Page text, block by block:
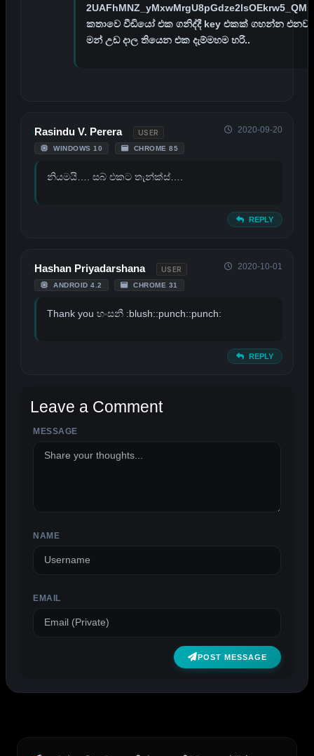
කතාවෙ වීඩියෝ එක ගනිද්දී key එකක් ගහන්න
මන් උඩ දාල තියෙන එක දැම්මහම හරි..
Rasindu V. Perera USER
WINDOWS 10 CHROME 85
2020-09-20
නියමයි…. සබ් එකට තැන්ක්ස්….
REPLY
Hashan Priyadarshana USER
ANDROID 4.2 CHROME 31
2020-10-01
Thank you හංසනී :blush::punch::punch:
REPLY
Leave a Comment
MESSAGE
NAME
EMAIL
POST MESSAGE